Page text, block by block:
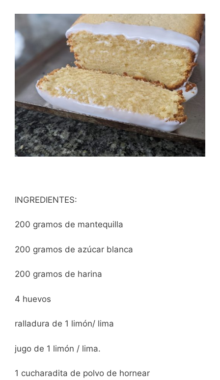
INGREDIENTES:
200 gramos de mantequilla
200 gramos de azúcar blanca
200 gramos de harina
4 huevos
ralladura de 1 limón/ lima
jugo de 1 limón / lima.
1 cucharadita de polvo de hornear